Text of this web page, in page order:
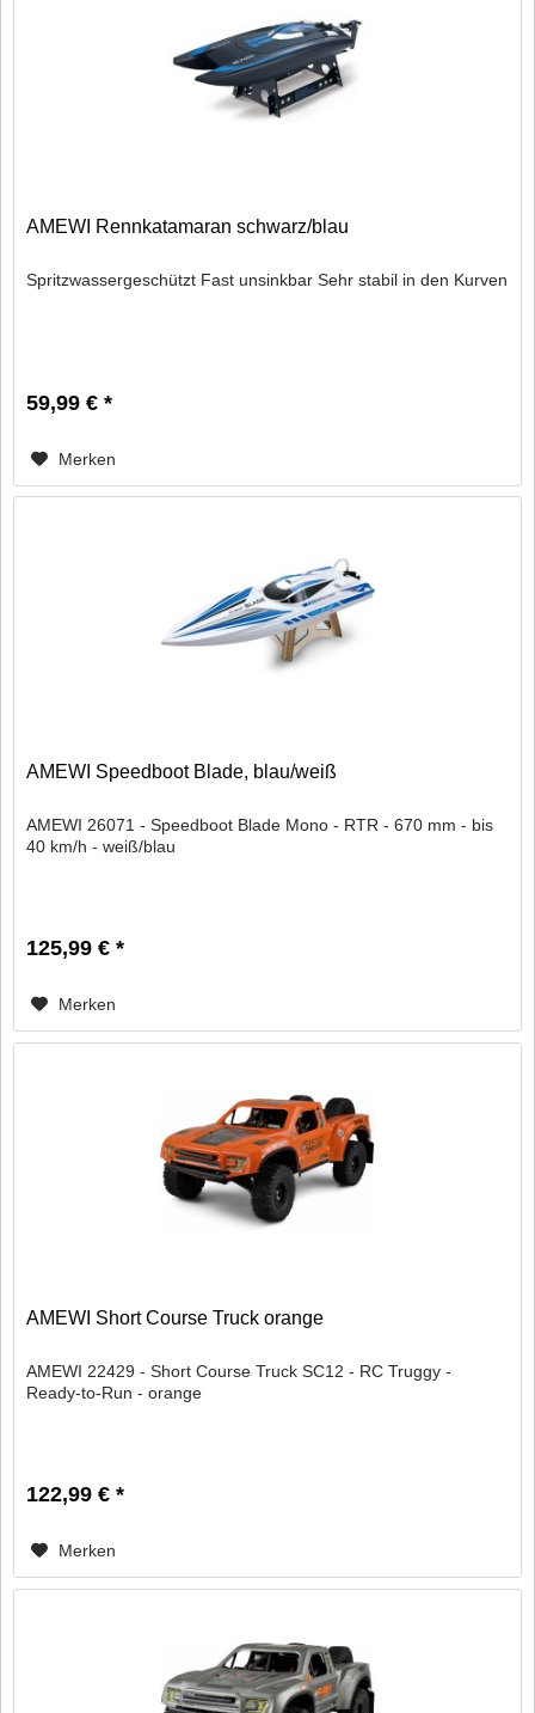
AMEWI Rennkatamaran schwarz/blau
Spritzwassergeschützt Fast unsinkbar Sehr stabil in den Kurven
59,99 € *
Merken
AMEWI Speedboot Blade, blau/weiß
AMEWI 26071 - Speedboot Blade Mono - RTR - 670 mm - bis
40 km/h - weiß/blau
125,99 € *
Merken
AMEWI Short Course Truck orange
AMEWI 22429 - Short Course Truck SC12 - RC Truggy -
Ready-to-Run - orange
122,99 € *
Merken